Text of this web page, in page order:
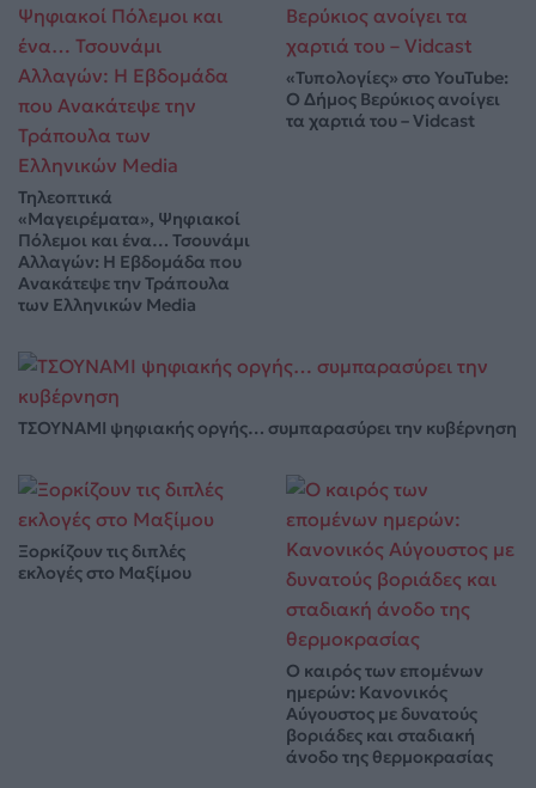
Τηλεοπτικά
«Μαγειρέματα», Ψηφιακοί
Πόλεμοι και ένα… Τσουνάμι
Αλλαγών: Η Εβδομάδα που
Ανακάτεψε την Τράπουλα
των Ελληνικών Media
«Τυπολογίες» στο YouTube:
Ο Δήμος Βερύκιος ανοίγει
τα χαρτιά του – Vidcast
ΤΣΟΥΝΑΜΙ ψηφιακής οργής… συμπαρασύρει την κυβέρνηση
Ξορκίζουν τις διπλές
εκλογές στο Μαξίμου
Ο καιρός των επομένων
ημερών: Κανονικός
Αύγουστος με δυνατούς
βοριάδες και σταδιακή
άνοδο της θερμοκρασίας